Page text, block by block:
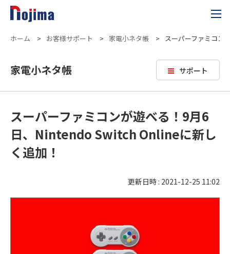
ホーム > お客様サポート > 家電小ネタ帳 > スーパーファミコン
サポート
家電小ネタ帳
スーパーファミコンが遊べる！9月6
日、Nintendo Switch Onlineに新し
く追加！
更新日時 : 2021-12-25 11:02